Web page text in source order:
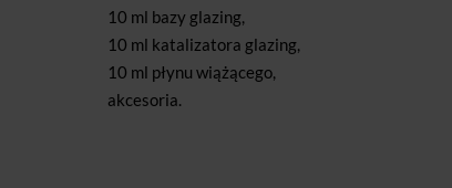
10 ml bazy glazing,
10 ml katalizatora glazing,
10 ml płynu wiążącego,
akcesoria.